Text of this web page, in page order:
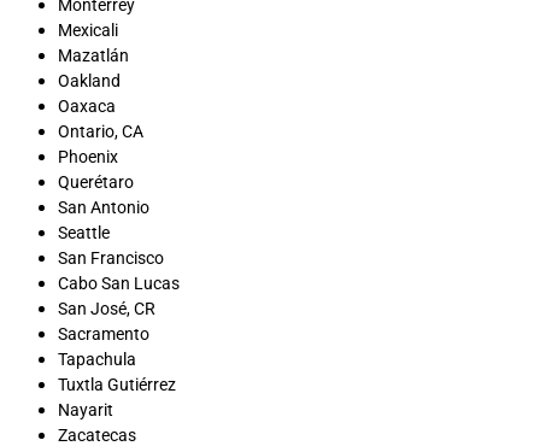
Monterrey
Mexicali
Mazatlán
Oakland
Oaxaca
Ontario, CA
Phoenix
Querétaro
San Antonio
Seattle
San Francisco
Cabo San Lucas
San José, CR
Sacramento
Tapachula
Tuxtla Gutiérrez
Nayarit
Zacatecas